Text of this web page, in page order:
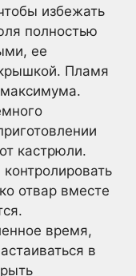
избежать
полностью
ее
Пламя
кастрюли.
отвар вместе
время,
в